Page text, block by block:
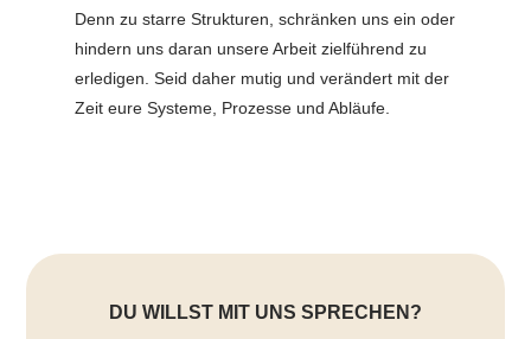
Denn zu starre Strukturen, schränken uns ein oder
hindern uns daran unsere Arbeit zielführend zu
erledigen. Seid daher mutig und verändert mit der
Zeit eure Systeme, Prozesse und Abläufe.
DU WILLST MIT UNS SPRECHEN?